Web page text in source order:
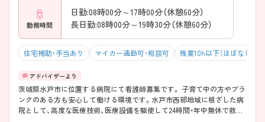
勤務時間
日勤:08時00分～17時00分（休憩60分）
長日勤:08時00分～19時30分（休憩60分）
住宅補助・手当あり マイカー通勤可・相談可 残業10h以下（ほぼなし）
茨城県水戸市に位置する病院にて看護師募集です。 子育て中の方やブラ
ンクのある方も安心して働ける環境です。水戸市西部地域に根ざした病
院として、高度な医療技術、医療設備を駆使して24時間・年中無休で救命